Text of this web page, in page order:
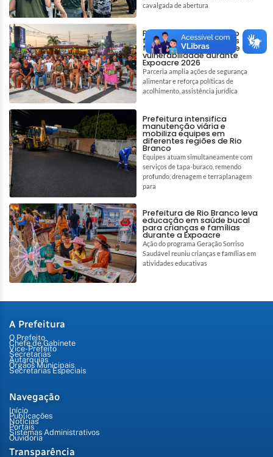
cavalgada de abertura
Prefeitura de Rio Branco
fortalece assistência às
famílias em situação de
vulnerabilidade durante
Expoacre 2026
Parceria amplia ações de segurança
alimentar e reforça políticas de
acolhimento, assistência jurídica
Prefeitura intensifica
manutenção viária e
mobiliza equipes em
diferentes regiões de Rio
Branco
Equipes atuam simultaneamente com
serviços de tapa-buraco, remendo
profundo, drenagem e terraplanagem
para
Prefeitura de Rio Branco leva
educação em saúde bucal
para crianças e famílias
durante a Expoacre
Ação do programa Geração Sorriso
Saudável reuniu crianças e famílias em
atividades educativas
A Prefeitura
O Prefeito
Chefe de Gabinete
Vice-Prefeito
Secretarias
Autarquias
Órgãos Municipais
Secretarias Especiais
Navegação
Início
Publicações
Notícias
Portais
Sistemas Administrativos
Ouvidoria
Transparência